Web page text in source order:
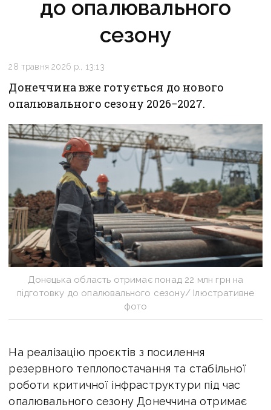
до опалювального
сезону
28 травня 2026 р., 13:13
Донеччина вже готується до нового
опалювального сезону 2026−2027.
Донецька область отримає понад 22 млн грн на
підготовку до опалювального сезону/ Ілюстративне
фото
На реалізацію проєктів з посилення
резервного теплопостачання та стабільної
роботи критичної інфраструктури під час
опалювального сезону Донеччина отримає